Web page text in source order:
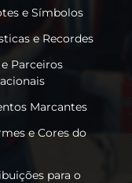
e Símbolos
e Recordes
Parceiros
Marcantes
e Cores do
para o